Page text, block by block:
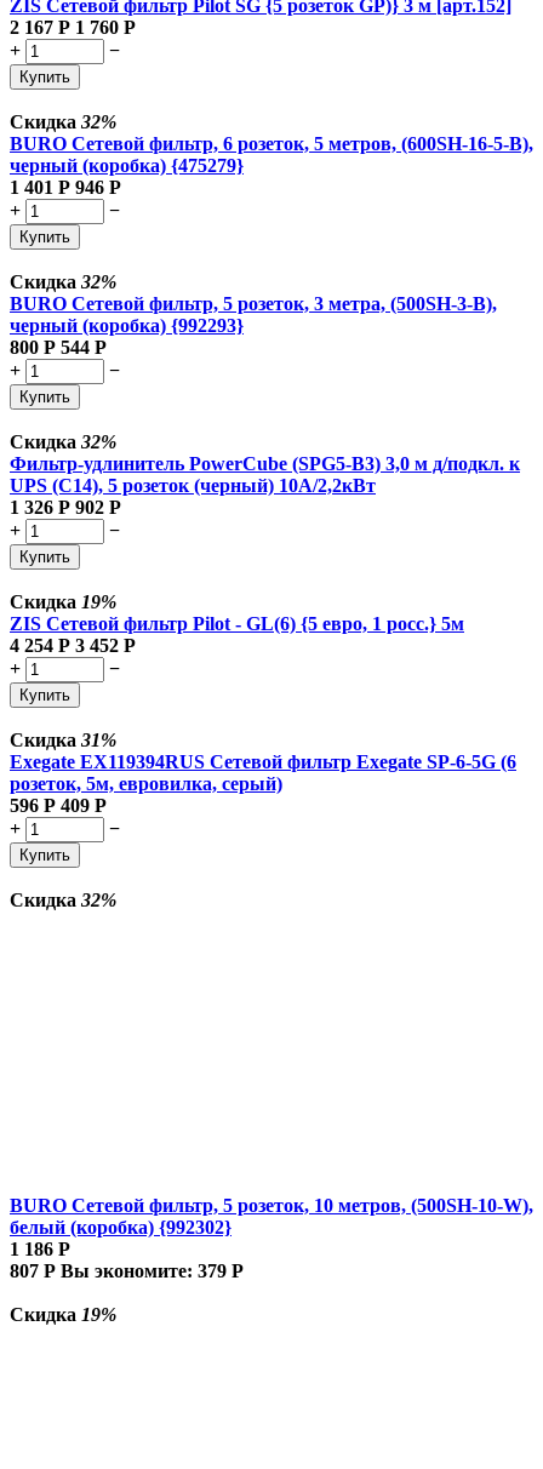
ZIS Сетевой фильтр Pilot SG {5 розеток GP)} 3 м [арт.152]
2 167 Р 1 760 Р
+
−
Купить
Скидка 32%
BURO Сетевой фильтр, 6 розеток, 5 метров, (600SH-16-5-B),
черный (коробка) {475279}
1 401 Р 946 Р
+
−
Купить
Скидка 32%
BURO Сетевой фильтр, 5 розеток, 3 метра, (500SH-3-B),
черный (коробка) {992293}
800 Р 544 Р
+
−
Купить
Скидка 32%
Фильтр-удлинитель PowerCube (SPG5-В3) 3,0 м д/подкл. к
UPS (C14), 5 розеток (черный) 10А/2,2кВт
1 326 Р 902 Р
+
−
Купить
Скидка 19%
ZIS Сетевой фильтр Pilot - GL(6) {5 евро, 1 росс.} 5м
4 254 Р 3 452 Р
+
−
Купить
Скидка 31%
Exegate EX119394RUS Сетевой фильтр Exegate SP-6-5G (6
розеток, 5м, евровилка, серый)
596 Р 409 Р
+
−
Купить
Скидка 32%
BURO Сетевой фильтр, 5 розеток, 10 метров, (500SH-10-W),
белый (коробка) {992302}
1 186 Р
807 Р Вы экономите: 379 Р
Скидка 19%